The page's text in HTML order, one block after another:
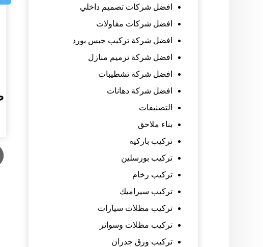
افضل شركات تصميم داخلي
افضل شركات مقاولات
افضل شركة تركيب جبس بورد
افضل شركة ترميم منازل
افضل شركة تشطيبات
افضل شركة دهانات
التصنيفات
بناء ملاحق
تركيب باركيه
تركيب بورسلين
تركيب رخام
تركيب سيراميك
تركيب مظلات سيارات
تركيب مظلات وسواتر
تركيب ورق جدران